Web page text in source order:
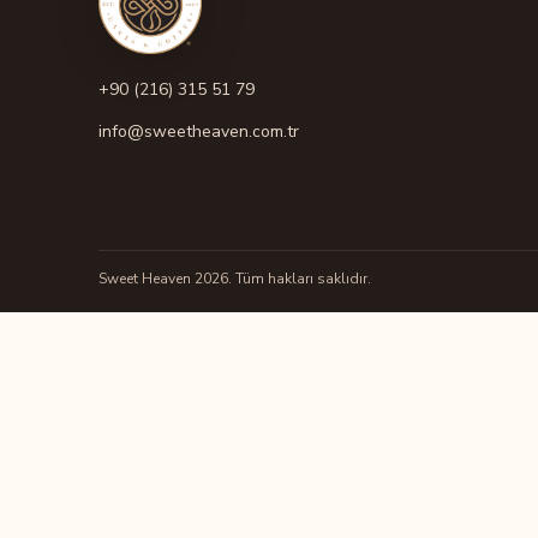
+90 (216) 315 51 79
info@sweetheaven.com.tr
Sweet Heaven 2026. Tüm hakları saklıdır.